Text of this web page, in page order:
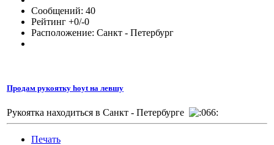
Сообщений: 40
Рейтинг +0/-0
Расположение: Санкт - Петербург
Продам рукоятку hoyt на левшу
Рукоятка находиться в Санкт - Петербурге
Печать